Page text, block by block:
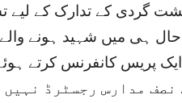
گردی کے تدارک کے
ہی میں شہید ہونے والے
نے 14فروری 2015ء کو ایک پریس